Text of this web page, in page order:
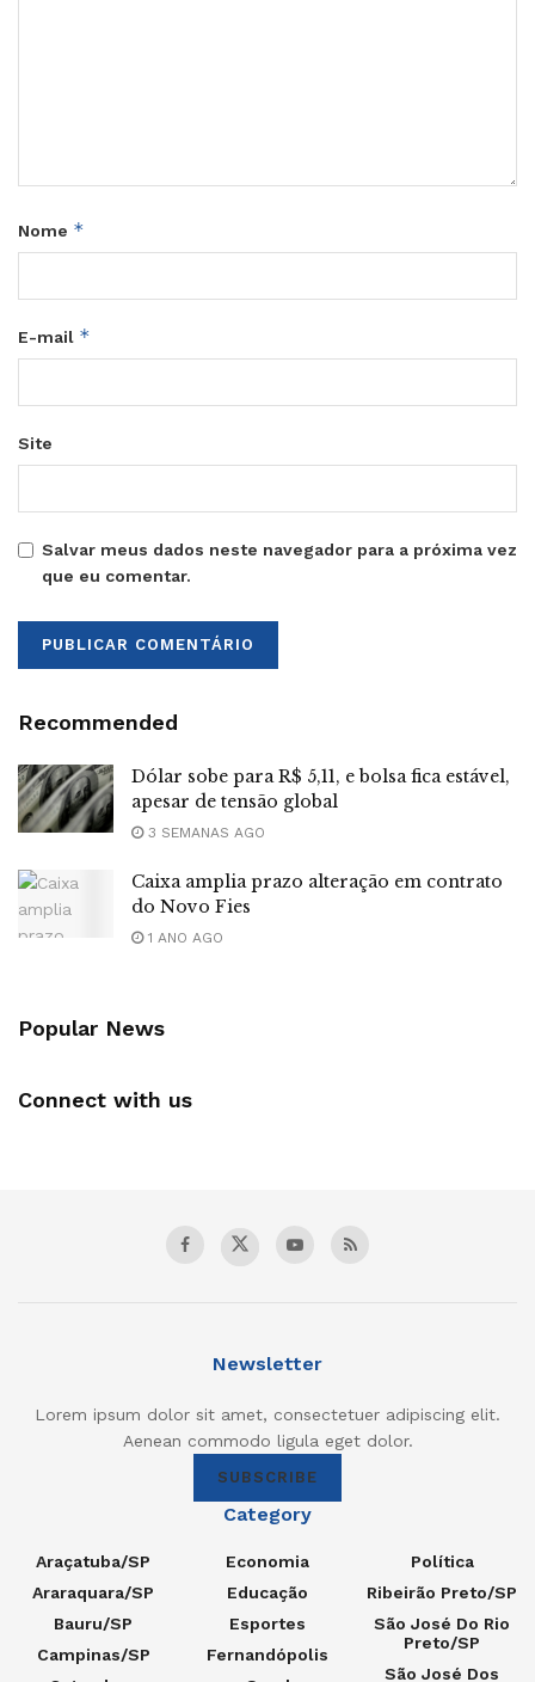
Nome *
E-mail *
Site
Salvar meus dados neste navegador para a próxima vez
que eu comentar.
Recommended
Dólar sobe para R$ 5,11, e bolsa fica estável,
apesar de tensão global
3 SEMANAS AGO
Caixa amplia prazo alteração em contrato
do Novo Fies
1 ANO AGO
Popular News
Connect with us
Newsletter
Lorem ipsum dolor sit amet, consectetuer adipiscing elit.
Aenean commodo ligula eget dolor.
SUBSCRIBE
Category
Araçatuba/SP
Araraquara/SP
Bauru/SP
Campinas/SP
Economia
Educação
Esportes
Fernandópolis
Política
Ribeirão Preto/SP
São José Do Rio
Preto/SP
São José Dos